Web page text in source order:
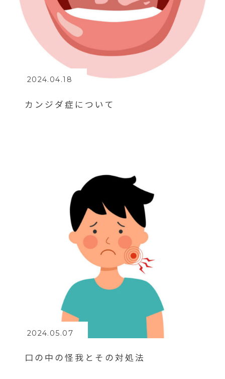
2024.04.18
カンジダ症について
2024.05.07
口の中の怪我とその対処法